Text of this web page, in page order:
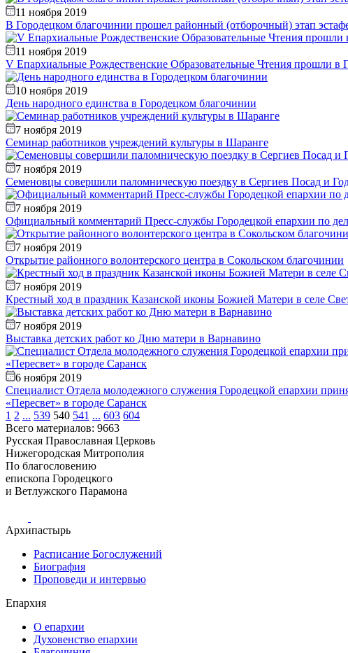
11 ноября 2019
В Городецком благочинии прошел районный (отборочный) этап
11 ноября 2019
V Епархиальные Рождественские Образовательные Чтения прошли в
10 ноября 2019
День народного единства в Городецком благочинии
7 ноября 2019
Семинар работников учреждений культуры в Шаранге
7 ноября 2019
Семеновцы совершили паломническую поездку в Сергиев Посад и
7 ноября 2019
Официальный комментарий Пресс-службы Городецкой епархии по
7 ноября 2019
Открытие районного волонтерского центра в Сокольском благочинии
7 ноября 2019
Крестный ход в праздник Казанской иконы Божией Матери в селе
7 ноября 2019
Выставка детских работ ко Дню матери в Варнавино
6 ноября 2019
Специалист Отдела молодежного служения Городецкой епархии
«Пересвет» в городе Саранск
1 2 ... 539 540 541 ... 603 604
Всего материалов: 9663
Русская Православная Церковь
Нижегородская Митрополия
По благословению
епископа Городецкого
и Ветлужского Парамона
Архипастырь
Расписание Богослужений
Биография
Проповеди и интервью
Епархия
О епархии
Духовенство епархии